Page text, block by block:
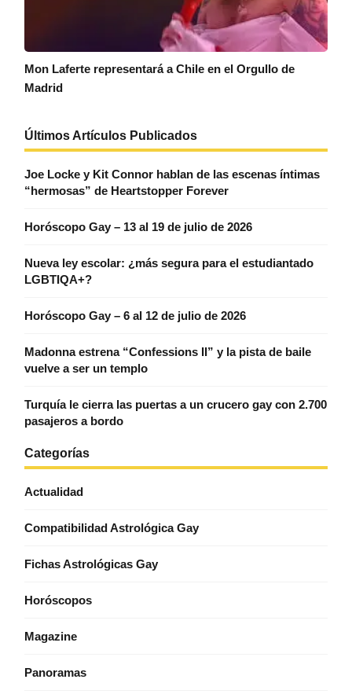
Mon Laferte representará a Chile en el Orgullo de
Madrid
Últimos Artículos Publicados
Joe Locke y Kit Connor hablan de las escenas íntimas
“hermosas” de Heartstopper Forever
Horóscopo Gay – 13 al 19 de julio de 2026
Nueva ley escolar: ¿más segura para el estudiantado
LGBTIQA+?
Horóscopo Gay – 6 al 12 de julio de 2026
Madonna estrena “Confessions II” y la pista de baile
vuelve a ser un templo
Turquía le cierra las puertas a un crucero gay con 2.700
pasajeros a bordo
Categorías
Actualidad
Compatibilidad Astrológica Gay
Fichas Astrológicas Gay
Horóscopos
Magazine
Panoramas